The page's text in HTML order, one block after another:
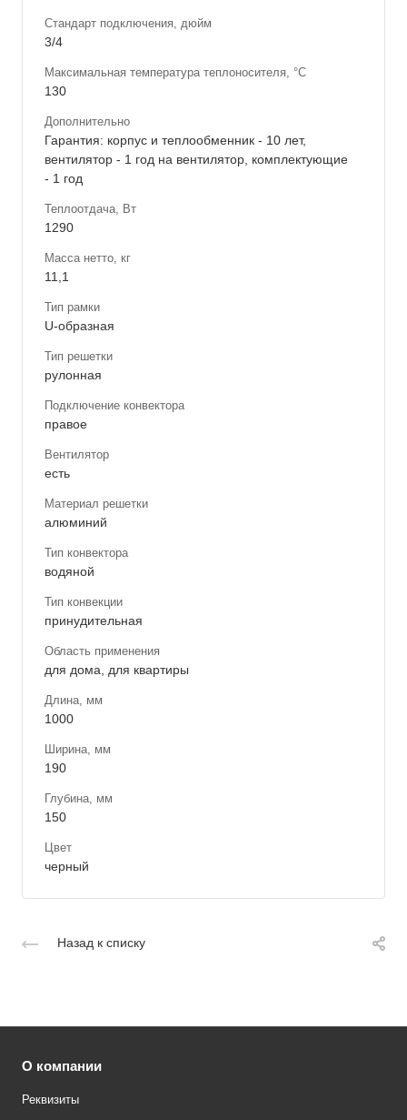
Стандарт подключения, дюйм
3/4
Максимальная температура теплоносителя, °С
130
Дополнительно
Гарантия: корпус и теплообменник - 10 лет,
вентилятор - 1 год на вентилятор, комплектующие
- 1 год
Теплоотдача, Вт
1290
Масса нетто, кг
11,1
Тип рамки
U-образная
Тип решетки
рулонная
Подключение конвектора
правое
Вентилятор
есть
Материал решетки
алюминий
Тип конвектора
водяной
Тип конвекции
принудительная
Область применения
для дома, для квартиры
Длина, мм
1000
Ширина, мм
190
Глубина, мм
150
Цвет
черный
Назад к списку
О компании
Реквизиты